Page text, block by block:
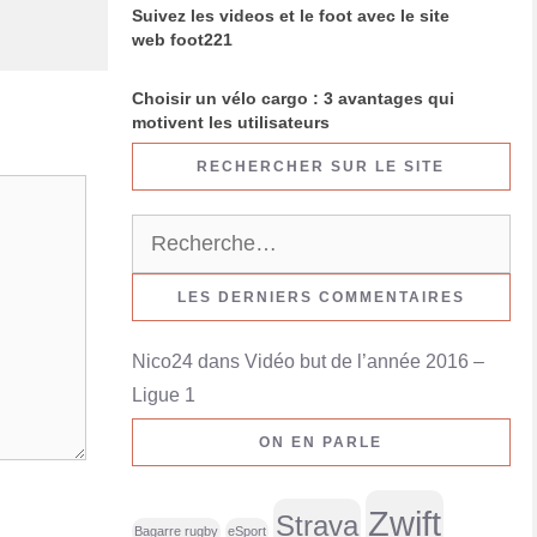
Suivez les videos et le foot avec le site
web foot221
Choisir un vélo cargo : 3 avantages qui
motivent les utilisateurs
RECHERCHER SUR LE SITE
e
r
h
r
LES DERNIERS COMMENTAIRES
Nico24dans Vidéo but de l’année 2016 –
Ligue 1
ON EN PARLE
Bagarre rugby eSport Strava Zwift